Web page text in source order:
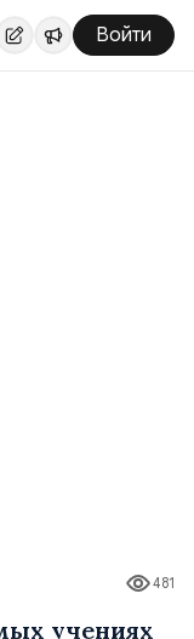
Войти
481
учениях